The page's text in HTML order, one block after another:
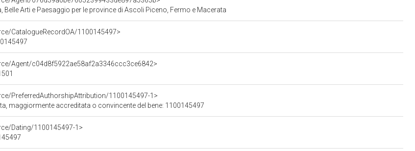
Belle Arti e Paesaggio per le province di Ascoli Piceno, Fermo e Macerata
CatalogueRecordOA/1100145497>
Agent/c04d8f5922ae58af2a3346ccc3ce6842>
PreferredAuthorshipAttribution/1100145497-1>
maggiormente accreditata o convincente del bene: 1100145497
Dating/1100145497-1>